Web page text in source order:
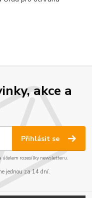
akce a
Přihlásit se
účelem rozesílky newsletteru.
jednou za 14 dní.